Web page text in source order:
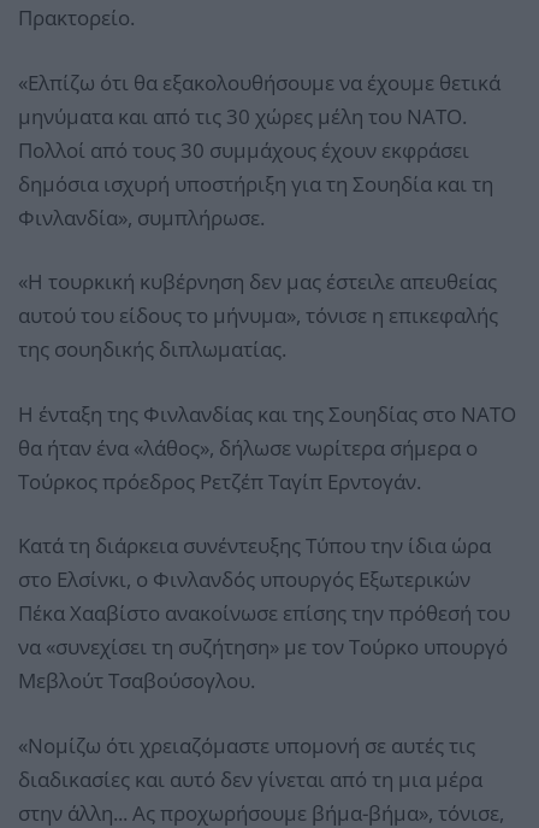
Πρακτορείο.
«Ελπίζω ότι θα εξακολουθήσουμε να έχουμε θετικά
μηνύματα και από τις 30 χώρες μέλη του ΝΑΤΟ.
Πολλοί από τους 30 συμμάχους έχουν εκφράσει
δημόσια ισχυρή υποστήριξη για τη Σουηδία και τη
Φινλανδία», συμπλήρωσε.
«Η τουρκική κυβέρνηση δεν μας έστειλε απευθείας
αυτού του είδους το μήνυμα», τόνισε η επικεφαλής
της σουηδικής διπλωματίας.
Η ένταξη της Φινλανδίας και της Σουηδίας στο ΝΑΤΟ
θα ήταν ένα «λάθος», δήλωσε νωρίτερα σήμερα ο
Τούρκος πρόεδρος Ρετζέπ Ταγίπ Ερντογάν.
Κατά τη διάρκεια συνέντευξης Τύπου την ίδια ώρα
στο Ελσίνκι, ο Φινλανδός υπουργός Εξωτερικών
Πέκα Χααβίστο ανακοίνωσε επίσης την πρόθεσή του
να «συνεχίσει τη συζήτηση» με τον Τούρκο υπουργό
Μεβλούτ Τσαβούσογλου.
«Νομίζω ότι χρειαζόμαστε υπομονή σε αυτές τις
διαδικασίες και αυτό δεν γίνεται από τη μια μέρα
στην άλλη... Ας προχωρήσουμε βήμα-βήμα», τόνισε,